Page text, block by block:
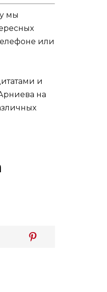
мы
или
и
на